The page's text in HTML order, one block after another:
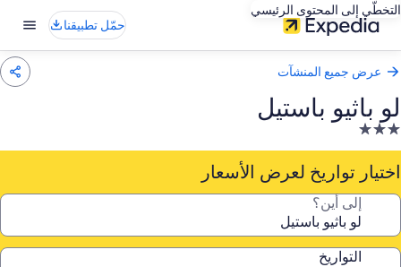
التخطّي إلى المحتوى الرئيسي
حمّل تطبيقنا
عرض جميع المنشآت
لو باثيو باستيل
منشأة
فندقية
مصنفة
3.0
اختيار تواريخ لعرض الأسعار
إلى أين؟
التواريخ